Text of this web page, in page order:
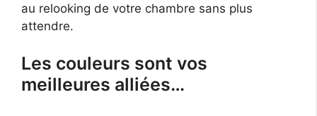
au relooking de votre chambre sans plus
attendre.
Les couleurs sont vos
meilleures alliées…